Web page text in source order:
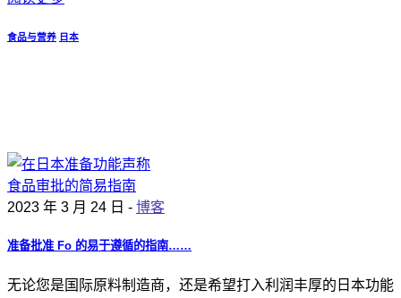
食品与营养 日本
2023 年 3 月 24 日 - 博客
准备批准 Fo 的易于遵循的指南……
无论您是国际原料制造商，还是希望打入利润丰厚的日本功能